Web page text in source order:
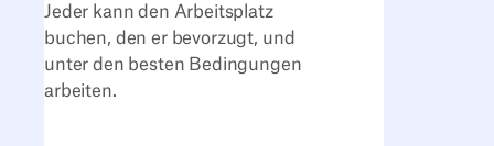
Jeder kann den Arbeitsplatz
buchen, den er bevorzugt, und
unter den besten Bedingungen
arbeiten.